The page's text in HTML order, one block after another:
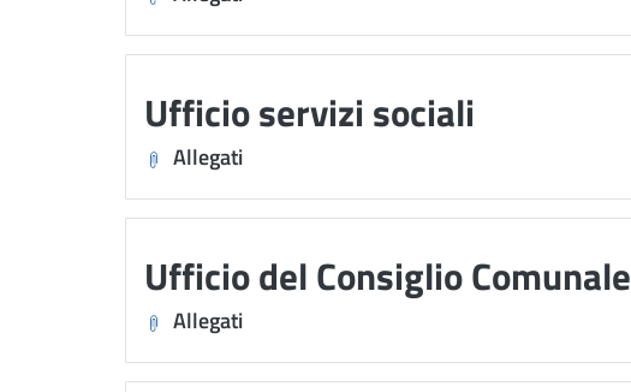
Ufficio servizi sociali
Allegati
Ufficio del Consiglio Comunale
Allegati